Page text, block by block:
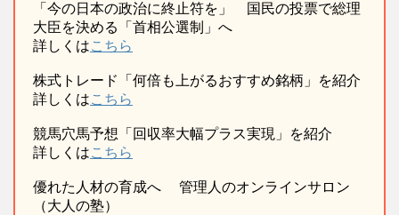
「今の日本の政治に終止符を」 国民の投票で総理
大臣を決める「首相公選制」へ
詳しくはこちら
株式トレード「何倍も上がるおすすめ銘柄」を紹介
詳しくはこちら
競馬穴馬予想「回収率大幅プラス実現」を紹介
詳しくはこちら
優れた人材の育成へ 管理人のオンラインサロン
（大人の塾）